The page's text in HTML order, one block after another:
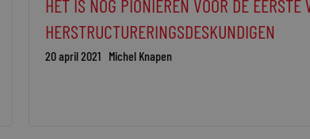
HET IS NOG PIONIEREN VOOR DE EERSTE
HERSTRUCTURERINGSDESKUNDIGEN
20 april 2021 Michel Knapen